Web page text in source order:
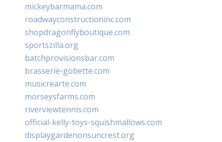
mickeybarmama.com
roadwayconstructioninc.com
shopdragonflyboutique.com
sportszilla.org
batchprovisionsbar.com
brasserie-gobette.com
musicrearte.com
morseysfarms.com
riverviewtennis.com
official-kelly-toys-squishmallows.com
displaygardenonsuncrest.org